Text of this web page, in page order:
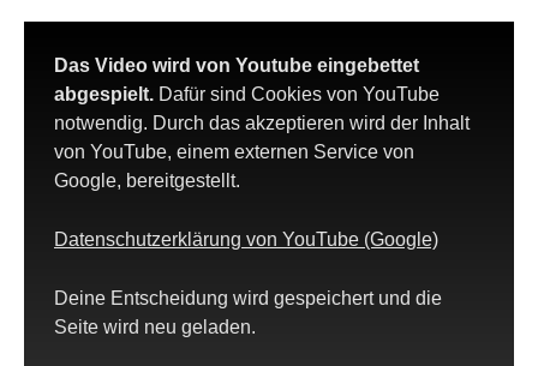
Das Video wird von Youtube eingebettet
abgespielt. Dafür sind Cookies von YouTube
notwendig. Durch das akzeptieren wird der Inhalt
von YouTube, einem externen Service von
Google, bereitgestellt.
Datenschutzerklärung von YouTube (Google)
Deine Entscheidung wird gespeichert und die
Seite wird neu geladen.